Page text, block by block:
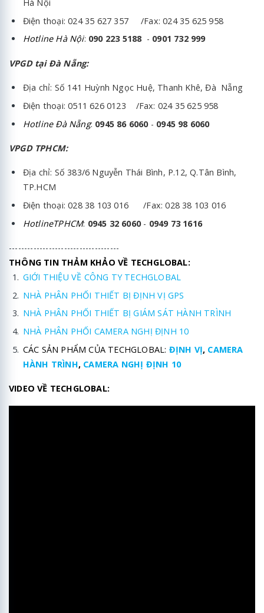
Hà Nội
Điện thoại: 024 35 627 357 /Fax: 024 35 625 958
Hotline Hà Nội: 090 223 5188- 0901 732 999
VPGD tại Đà Nẵng:
Địa chỉ: Số 141 Huỳnh Ngọc Huệ, Thanh Khê, Đà Nẵng
Điện thoại: 0511 626 0123 /Fax: 024 35 625 958
Hotline Đà Nẵng: 0945 86 6060- 0945 98 6060
VPGD TPHCM:
Địa chỉ: Số 383/6 Nguyễn Thái Bình, P.12, Q.Tân Bình,
TP.HCM
Điện thoại: 028 38 103 016 /Fax: 028 38 103 016
HotlineTPHCM: 0945 32 6060- 0949 73 1616
------------------------------------
THÔNG TIN THẢM KHẢO VỀ TECHGLOBAL:
GIỚI THIỆU VỀ CÔNG TY TECHGLOBAL
NHÀ PHÂN PHỐI THIẾT BỊ ĐỊNH VỊ GPS
NHÀ PHÂN PHỐI THIẾT BỊ GIÁM SÁT HÀNH TRÌNH
NHÀ PHÂN PHỐI CAMERA NGHỊ ĐỊNH 10
CÁC SẢN PHẨM CỦA TECHGLOBAL: ĐỊNH VỊ, CAMERA
HÀNH TRÌNH, CAMERA NGHỊ ĐỊNH 10
VIDEO VỀ TECHGLOBAL: